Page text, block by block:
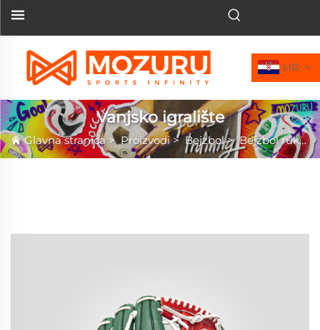
HR
Vanjsko igralište
Glavna stranica>Proizvodi>Bejzbol>Bejzbol rukavica